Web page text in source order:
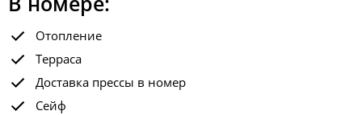
Отопление
Терраса
Доставка прессы в номер
Сейф